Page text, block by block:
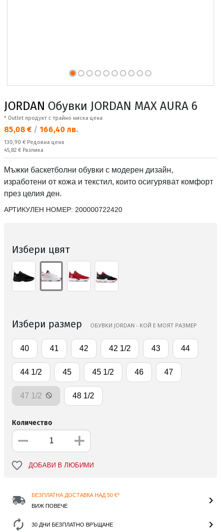
JORDAN Обувки JORDAN MAX AURA 6
* Outlet продукт с трайно ниска цена
Текуща цена:
85,08 € / 166,40 лв.
Редовна цена:
130,90 € Редовна цена
Спестявате:
45,82 € Разлика
Мъжки баскетболни обувки с модерен дизайн,
изработени от кожа и текстил, които осигуряват комфорт
през целия ден.
АРТИКУЛЕН НОМЕР: 200000722420
Избери цвят
Избери размер OБУВКИ JORDAN - KОЙ Е МОЯТ РАЗМЕР
40 41 42 42 1/2 43 44
44 1/2 45 45 1/2 46 47
47 1/2 48 1/2
Количество
ДОБАВИ В ЛЮБИМИ
БЕЗПЛАТНА ДОСТАВКА НАД 50 €*
ВИЖ ПОВЕЧЕ
30 ДНИ БЕЗПЛАТНО ВРЪЩАНЕ